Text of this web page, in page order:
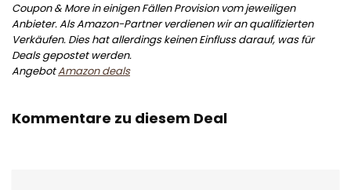
Coupon & More in einigen Fällen Provision vom jeweiligen
Anbieter. Als Amazon-Partner verdienen wir an qualifizierten
Verkäufen. Dies hat allerdings keinen Einfluss darauf, was für
Deals gepostet werden.
AngebotAmazon deals
Kommentare zu diesem Deal